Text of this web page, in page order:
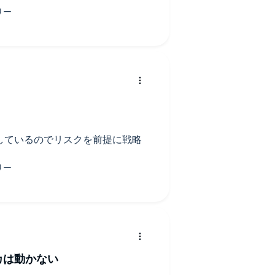
いるのでリスクを前提に戦略
動かない